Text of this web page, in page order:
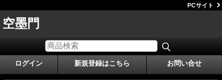
PCサイト
空墨門
ログイン 新規登録はこちら お問い合せ